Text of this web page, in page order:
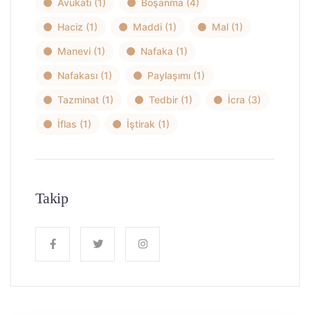
Avukatı (1) Boşanma (4)
Haciz (1) Maddi (1) Mal (1)
Manevi (1) Nafaka (1)
Nafakası (1) Paylaşımı (1)
Tazminat (1) Tedbir (1) İcra (3)
İflas (1) İştirak (1)
Takip